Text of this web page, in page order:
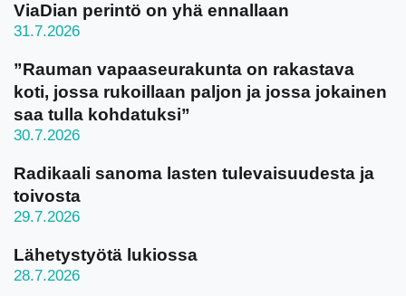
ViaDian perintö on yhä ennallaan
31.7.2026
”Rauman vapaaseurakunta on rakastava
koti, jossa rukoillaan paljon ja jossa jokainen
saa tulla kohdatuksi”
30.7.2026
Radikaali sanoma lasten tulevaisuudesta ja
toivosta
29.7.2026
Lähetystyötä lukiossa
28.7.2026